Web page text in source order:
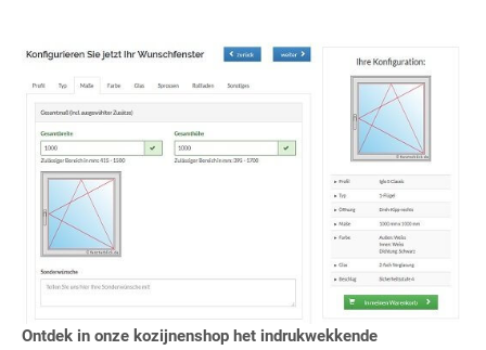
Ontdek in onze kozijnenshop het indrukwekkende